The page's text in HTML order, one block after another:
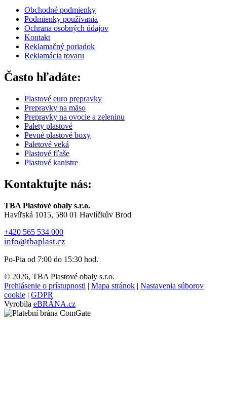
Obchodné podmienky
Podmienky používania
Ochrana osobných údajov
Kontakt
Reklamačný poriadok
Reklamácia tovaru
Často hľadáte:
Plastové euro prepravky
Prepravky na mäso
Prepravky na ovocie a zeleninu
Palety plastové
Pevné plastové boxy
Paletové veká
Plastové fľaše
Plastové kanistre
Kontaktujte nás:
TBA Plastové obaly s.r.o.
Havířská 1015, 580 01 Havlíčkův Brod
+420 565 534 000
info@tbaplast.cz
Po-Pia od 7:00 do 15:30 hod.
© 2026, TBA Plastové obaly s.r.o.
Prehlásenie o prístupnosti | Mapa stránok | Nastavenia súborov
cookie | GDPR
Vyrobila eBRÁNA.cz